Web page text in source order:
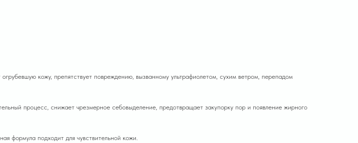
кожу, препятствует повреждению, вызванному ультрафиолетом, сухим ветром, перепадом
процесс, снижает чрезмерное себовыделение, предотвращает закупорку пор и появление жирного
формула подходит для чувствительной кожи.